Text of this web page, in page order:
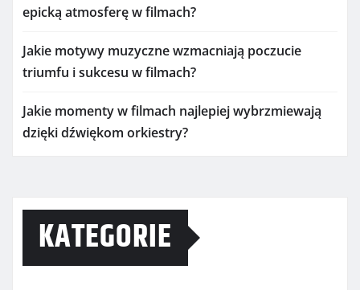
epicką atmosferę w filmach?
Jakie motywy muzyczne wzmacniają poczucie
triumfu i sukcesu w filmach?
Jakie momenty w filmach najlepiej wybrzmiewają
dzięki dźwiękom orkiestry?
KATEGORIE